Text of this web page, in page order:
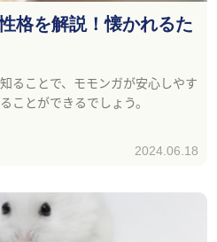
格を解説！懐かれるた
ることで、モモンガが安心しやす
ことができるでしょう。
2024.06.18